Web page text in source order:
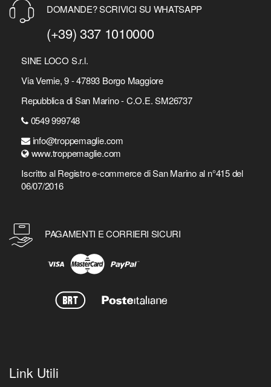
DOMANDE? SCRIVICI SU WHATSAPP
(+39) 337 1010000
SINE LOCO S.r.l.
Via Vernie, 9 - 47893 Borgo Maggiore
Repubblica di San Marino - C.O.E. SM26737
0549 999748
info@troppemaglie.com
www.troppemaglie.com
Iscritto al Registro e-commerce di San Marino al n°415 del
06/07/2016
PAGAMENTI E CORRIERI SICURI
Link Utili